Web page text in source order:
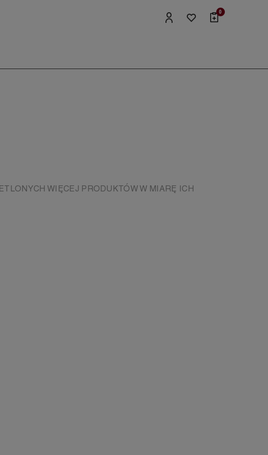
0
WIĘCEJ PRODUKTÓW W MIARĘ ICH